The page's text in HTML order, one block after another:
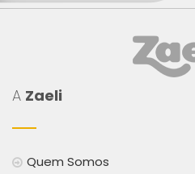
A Zaeli
Quem Somos